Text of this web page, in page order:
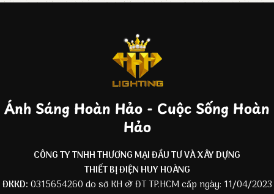
Ánh Sáng Hoàn Hảo - Cuộc Sống Hoàn
Hảo
CÔNG TY TNHH THƯƠNG MẠI ĐẦU TƯ VÀ XÂY DỰNG
THIẾT BỊ ĐIỆN HUY HOÀNG
ĐKKD: 0315654260 do sở KH & ĐT TP.HCM cấp ngày: 11/04/2023